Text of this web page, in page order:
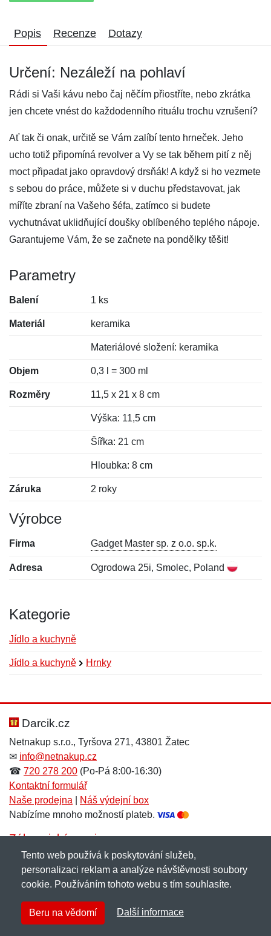
Popis Recenze Dotazy
Určení: Nezáleží na pohlaví
Rádi si Vaši kávu nebo čaj něčím přiostříte, nebo zkrátka
jen chcete vnést do každodenního rituálu trochu vzrušení?
Ať tak či onak, určitě se Vám zalíbí tento hrneček. Jeho
ucho totiž připomíná revolver a Vy se tak během pití z něj
moct připadat jako opravdový drsňák! A když si ho vezmete
s sebou do práce, můžete si v duchu představovat, jak
míříte zbraní na Vašeho šéfa, zatímco si budete
vychutnávat uklidňující doušky oblíbeného teplého nápoje.
Garantujeme Vám, že se začnete na pondělky těšit!
Parametry
Balení 1 ks
Materiál keramika
Materiálové složení: keramika
Objem 0,3 l = 300 ml
Rozměry 11,5 x 21 x 8 cm
Výška: 11,5 cm
Šířka: 21 cm
Hloubka: 8 cm
Záruka 2 roky
Výrobce
Firma Gadget Master sp. z o.o. sp.k.
Adresa Ogrodowa 25i, Smolec, Poland
Kategorie
Jídlo a kuchyně
Jídlo a kuchyně Hrnky
Hodnocení:
Jméno: *
Zpráva*
Jméno:
E-mail:*
Darcik.cz
Netnakup s.r.o., Tyršova 271, 43801 Žatec
✉ info@netnakup.cz
☎ 720 278 200 (Po-Pá 8:00-16:30)
Kontaktní formulář
Naše prodejna
Náš výdejní box
Nabízíme mnoho možností plateb.
Zákaznický servis
Novinky emailem
Copyright © 2007-2026 (19 let s vámi)Netnakup.cz
NetIQ. Všechna práva vyhrazena.
Tento web používá k poskytování služeb,
personalizaci reklam a analýze návštěvnosti soubory
cookie. Používáním tohoto webu s tím souhlasíte.
Beru na vědomí Další informace